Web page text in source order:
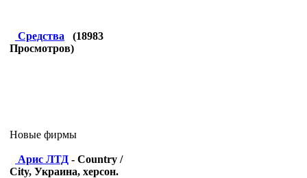
Средства (18983
Просмотров)
Новые фирмы
Арис ЛТД - Country /
City, Украина, херсон.